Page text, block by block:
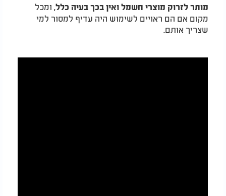
מותר לזרוק מוצרי חשמל ואין בכך בעיה כלל, ומכל
מקום אם הם ראויים לשימוש היה עדיף למסור למי
שצריך אותם.